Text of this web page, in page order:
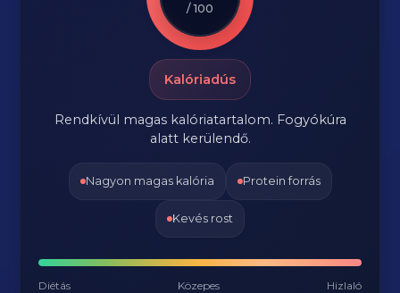
/ 100
Kalóriadús
Rendkívül magas kalóriatartalom. Fogyókúra
alatt kerülendő.
Nagyon magas kalória Protein forrás
Kevés rost
Diétás Közepes Hizlaló